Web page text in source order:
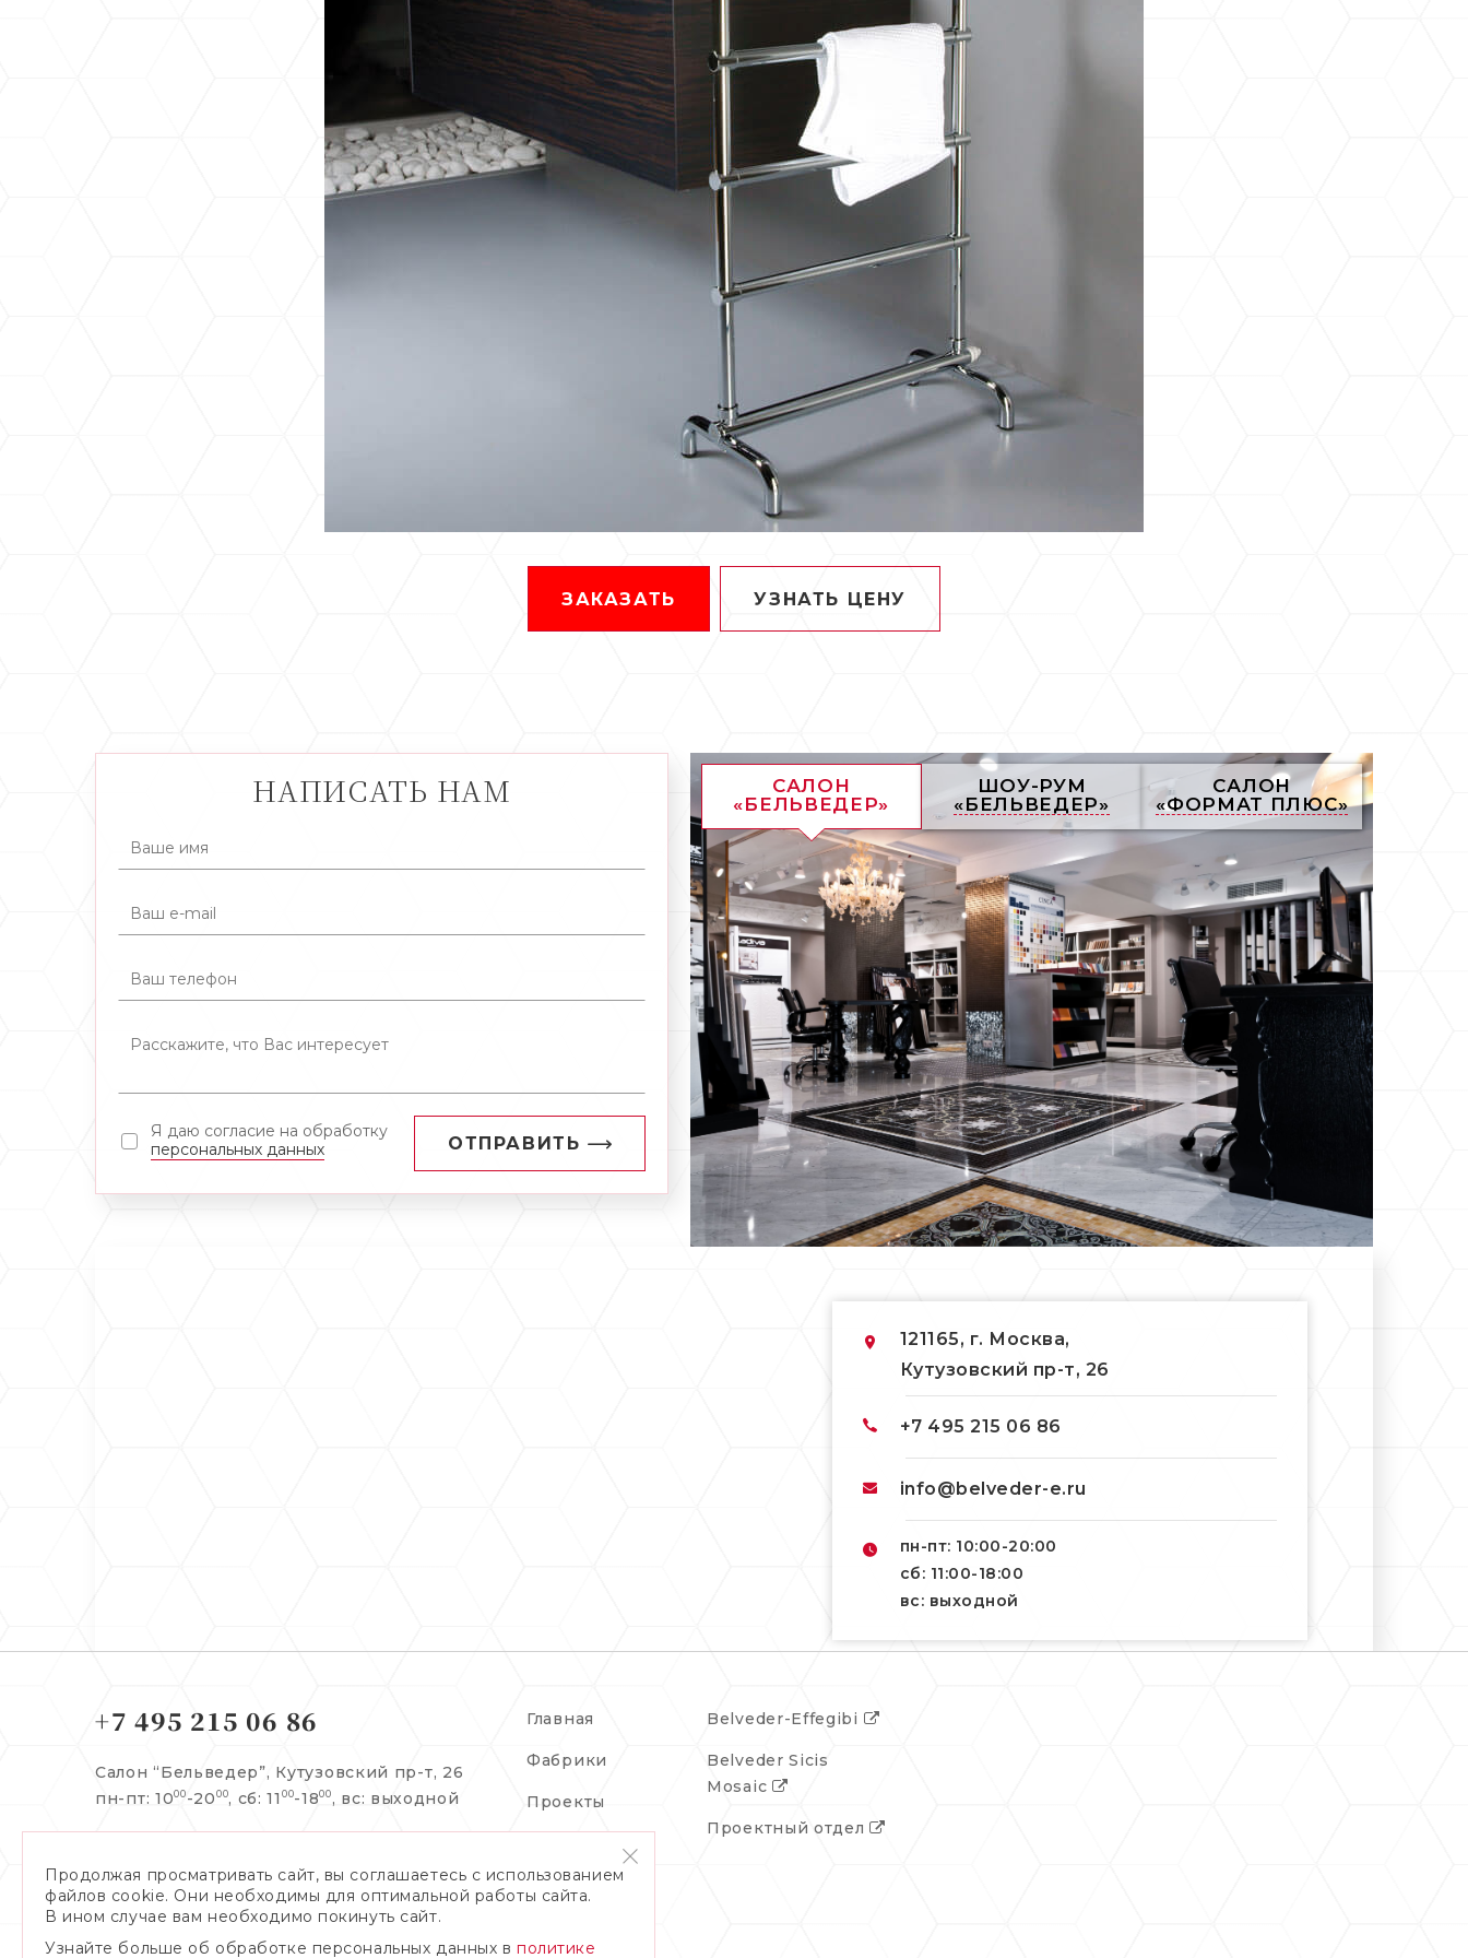
ЗАКАЗАТЬ УЗНАТЬ ЦЕНУ
НАПИСАТЬ НАМ
Я даю согласие на обработку
персональных данных
ОТПРАВИТЬ
САЛОН
«БЕЛЬВЕДЕР»
ШОУ-РУМ
«БЕЛЬВЕДЕР»
САЛОН
«ФОРМАТ ПЛЮС»
121165, г. Москва,
Кутузовский пр-т, 26
+7 495 215 06 86
info@belveder-e.ru
пн-пт: 10:00-20:00
сб: 11:00-18:00
вс: выходной
+7 495 215 06 86
Салон “Бельведер”, Кутузовский пр-т, 26
пн-пт: 1000 -20 00, сб: 11 00-1800 , вс: выходной
Я даю согласие на обработку персональных данных
Главная
Фабрики
Проекты
О компании
Belveder-Effegibi
Belveder Sicis
Mosaic
Проектный отдел
Продолжая просматривать сайт, вы соглашаетесь с использованием
файлов cookie. Они необходимы для оптимальной работы сайта.
В ином случае вам необходимо покинуть сайт.
Узнайте больше об обработке персональных данных в политике